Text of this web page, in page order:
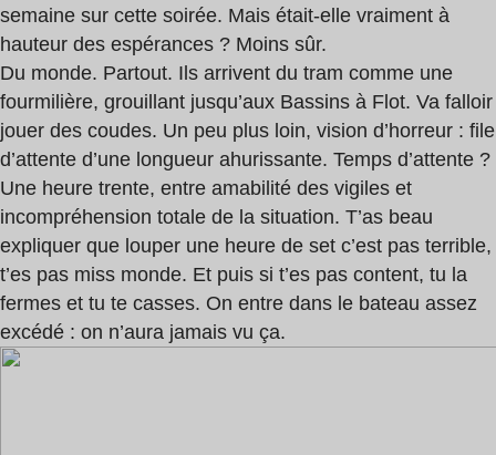
semaine sur cette soirée. Mais était-elle vraiment à
hauteur des espérances ? Moins sûr.
Du monde. Partout. Ils arrivent du tram comme une
fourmilière, grouillant jusqu’aux Bassins à Flot. Va falloir
jouer des coudes. Un peu plus loin, vision d’horreur : file
d’attente d’une longueur ahurissante. Temps d’attente ?
Une heure trente, entre amabilité des vigiles et
incompréhension totale de la situation. T’as beau
expliquer que louper une heure de set c’est pas terrible,
t’es pas miss monde. Et puis si t’es pas content, tu la
fermes et tu te casses. On entre dans le bateau assez
excédé : on n’aura jamais vu ça.